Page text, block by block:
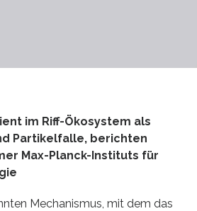
im Riff-Ökosystem als
Partikelfalle, berichten
Max-Planck-Instituts für
Mechanismus, mit dem das